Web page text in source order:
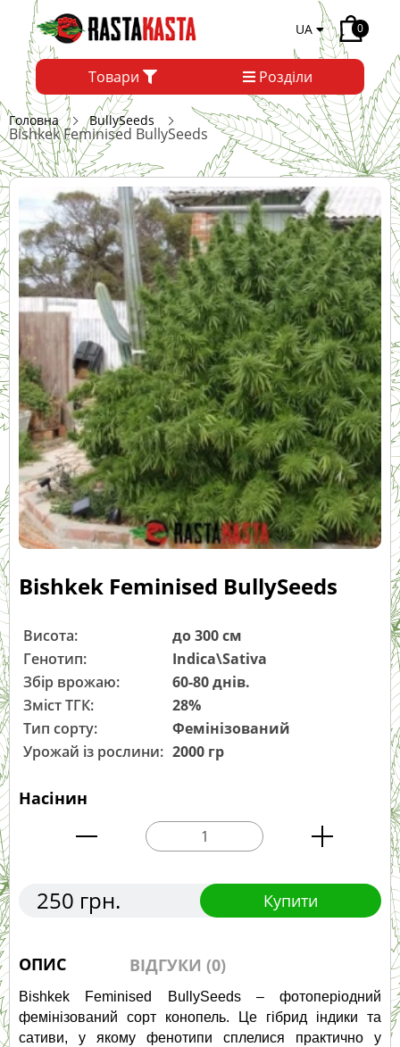
UA 0
Товари Розділи
Головна BullySeeds
Bishkek Feminised BullySeeds
Bishkek Feminised BullySeeds
Висота:
до 300 см
Генотип:
Indica\Sativa
Збір врожаю:
60-80 днів.
Зміст ТГК:
28%
Тип сорту:
Фемінізований
Урожай із рослини: 2000 гр
Насінин
250 грн. Купити
ОПИС ВІДГУКИ (0)
Bishkek Feminised BullySeeds – фотоперіодний
фемінізований сорт конопель. Це гібрид індики та
сативи, у якому фенотипи сплелися практично у